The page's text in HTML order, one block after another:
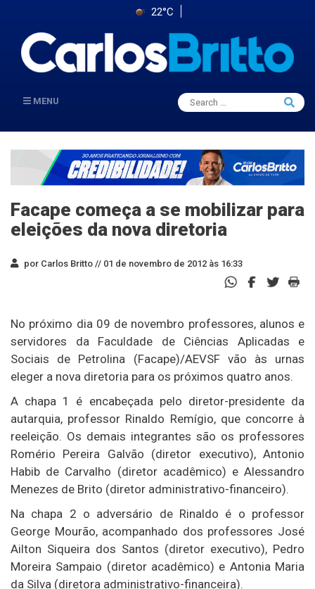
22°C
MENU
Search
for:
Search
Facape começa a se mobilizar para
eleições da nova diretoria
por Carlos Britto // 01 de novembro de 2012 às 16:33
No próximo dia 09 de novembro professores, alunos e
servidores da Faculdade de Ciências Aplicadas e
Sociais de Petrolina (Facape)/AEVSF vão às urnas
eleger a nova diretoria para os próximos quatro anos.
A chapa 1 é encabeçada pelo diretor-presidente da
autarquia, professor Rinaldo Remígio, que concorre à
reeleição. Os demais integrantes são os professores
Romério Pereira Galvão (diretor executivo), Antonio
Habib de Carvalho (diretor acadêmico) e Alessandro
Menezes de Brito (diretor administrativo-financeiro).
Na chapa 2 o adversário de Rinaldo é o professor
George Mourão, acompanhado dos professores José
Ailton Siqueira dos Santos (diretor executivo), Pedro
Moreira Sampaio (diretor acadêmico) e Antonia Maria
da Silva (diretora administrativo-financeira).